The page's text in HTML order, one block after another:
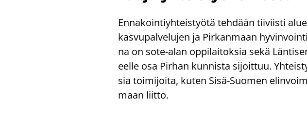
En­na­koin­tiyh­teis­työ­tä teh­dään tii­viis­ti
kas­vu­pal­ve­lu­jen ja Pir­kan­maan
na on sote-​alan op­pi­lai­tok­sia sekä
eel­le osa Pir­han kun­nis­ta si­joit­tuu.
sia toi­mi­joi­ta, kuten Sisä-​Suomen
maan liit­to.